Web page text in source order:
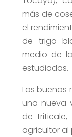
más de
el
de trigo
medio de
estudiadas.
Los buenos
una nueva
de
agricultor